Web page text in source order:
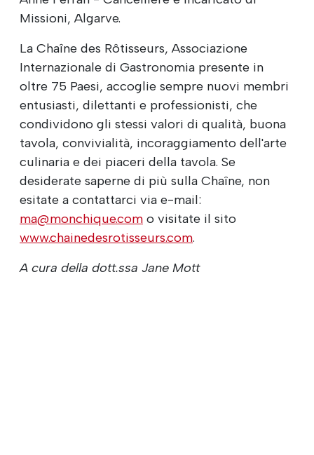
Missioni, Algarve.
La Chaîne des Rôtisseurs, Associazione
Internazionale di Gastronomia presente in
oltre 75 Paesi, accoglie sempre nuovi membri
entusiasti, dilettanti e professionisti, che
condividono gli stessi valori di qualità, buona
tavola, convivialità, incoraggiamento dell'arte
culinaria e dei piaceri della tavola. Se
desiderate saperne di più sulla Chaîne, non
esitate a contattarci via e-mail:
ma@monchique.com o visitate il sito
www.chainedesrotisseurs.com.
A cura della dott.ssa Jane Mott